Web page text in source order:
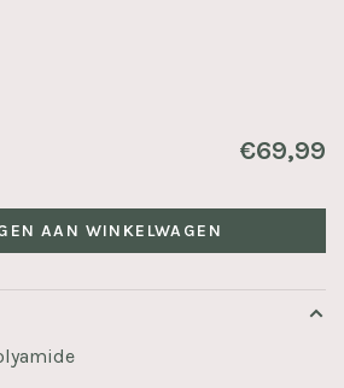
€69,99
AAN WINKELWAGEN